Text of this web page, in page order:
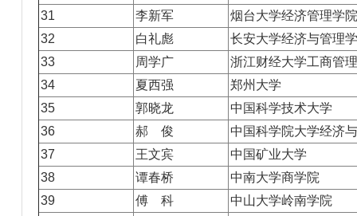
31
李新军
烟台大学经济管理学院
32
白礼彪
长安大学经济与管理
33
周学广
浙江财经大学工商管
34
夏西强
郑州大学
35
郭晓龙
中国科学技术大学
36
郝 俊
中国科学院大学经济
37
王文宾
中国矿业大学
38
谭春桥
中南大学商学院
39
傅 科
中山大学岭南学院